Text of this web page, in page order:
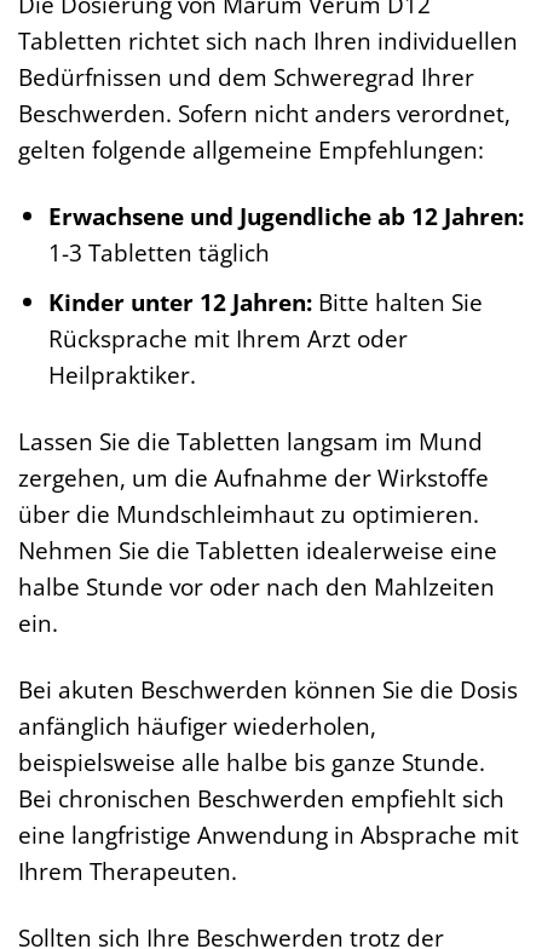
Tabletten richtet sich nach Ihren individuellen
Bedürfnissen und dem Schweregrad Ihrer
Beschwerden. Sofern nicht anders verordnet,
gelten folgende allgemeine Empfehlungen:
Erwachsene und Jugendliche ab 12 Jahren:
1-3 Tabletten täglich
Kinder unter 12 Jahren:Bitte halten Sie
Rücksprache mit Ihrem Arzt oder
Heilpraktiker.
Lassen Sie die Tabletten langsam im Mund
zergehen, um die Aufnahme der Wirkstoffe
über die Mundschleimhaut zu optimieren.
Nehmen Sie die Tabletten idealerweise eine
halbe Stunde vor oder nach den Mahlzeiten
ein.
Bei akuten Beschwerden können Sie die Dosis
anfänglich häufiger wiederholen,
beispielsweise alle halbe bis ganze Stunde.
Bei chronischen Beschwerden empfiehlt sich
eine langfristige Anwendung in Absprache mit
Ihrem Therapeuten.
Sollten sich Ihre Beschwerden trotz der